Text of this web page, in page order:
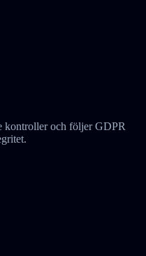
kontroller och följer GDPR